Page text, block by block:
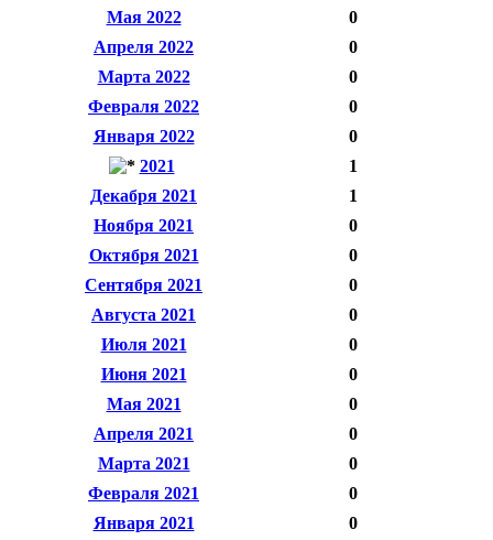
Мая 2022
0
Апреля 2022
0
Марта 2022
0
Февраля 2022
0
Января 2022
0
2021
1
Декабря 2021
1
Ноября 2021
0
Октября 2021
0
Сентября 2021
0
Августа 2021
0
Июля 2021
0
Июня 2021
0
Мая 2021
0
Апреля 2021
0
Марта 2021
0
Февраля 2021
0
Января 2021
0